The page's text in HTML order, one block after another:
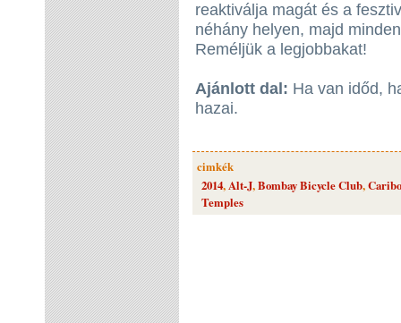
reaktiválja magát és a
néhány helyen, majd
Reméljük a legjobbakat!
Ajánlott dal: Ha van időd,
hazai.
cimkék
2014,Alt-J,Bombay Bicycle Club,
Temples